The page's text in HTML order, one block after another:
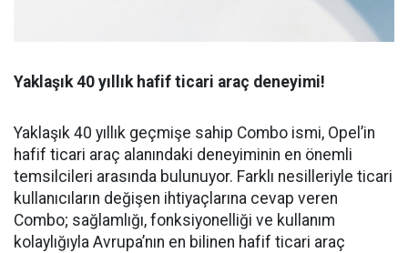
Yaklaşık 40 yıllık hafif ticari araç deneyimi!
Yaklaşık 40 yıllık geçmişe sahip Combo ismi, Opel’in
hafif ticari araç alanındaki deneyiminin en önemli
temsilcileri arasında bulunuyor. Farklı nesilleriyle ticari
kullanıcıların değişen ihtiyaçlarına cevap veren
Combo; sağlamlığı, fonksiyonelliği ve kullanım
kolaylığıyla Avrupa’nın en bilinen hafif ticari araç